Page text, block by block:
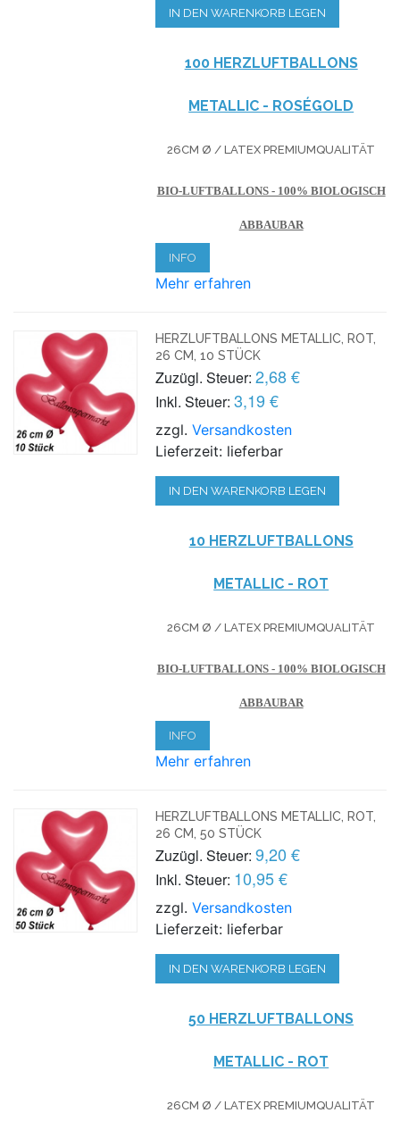
IN DEN WARENKORB LEGEN
100 HERZLUFTBALLONS
METALLIC - ROSÉGOLD
26CM Ø / LATEX PREMIUMQUALITÄT
BIO-LUFTBALLONS - 100% BIOLOGISCH
ABBAUBAR
INFO
Mehr erfahren
HERZLUFTBALLONS METALLIC, ROT,
26 CM, 10 STÜCK
Zuzügl. Steuer: 2,68 €
Inkl. Steuer: 3,19 €
zzgl.Versandkosten
Lieferzeit: lieferbar
IN DEN WARENKORB LEGEN
10 HERZLUFTBALLONS
METALLIC - ROT
26CM Ø / LATEX PREMIUMQUALITÄT
BIO-LUFTBALLONS - 100% BIOLOGISCH
ABBAUBAR
INFO
Mehr erfahren
HERZLUFTBALLONS METALLIC, ROT,
26 CM, 50 STÜCK
Zuzügl. Steuer: 9,20 €
Inkl. Steuer: 10,95 €
zzgl.Versandkosten
Lieferzeit: lieferbar
IN DEN WARENKORB LEGEN
50 HERZLUFTBALLONS
METALLIC - ROT
26CM Ø / LATEX PREMIUMQUALITÄT